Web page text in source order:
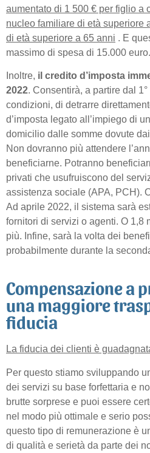
Compensazione a
una maggiore
fiducia
La fiducia dei clienti è
Per questo stiamo sviluppando
dei servizi su base forfettaria e
brutte sorprese e puoi essere
nel modo più ottimale e serio
questo tipo di remunerazione è
di qualità e serietà da parte dei
aumentato di 1 500 € per figlio a
nucleo familiare di età superiore
di età superiore a 65 anni . E
massimo di spesa di 15.000 euro.
Inoltre, il credito d’imposta
2022. Consentirà, a partire dal
condizioni, di detrarre
d’imposta legato all’impiego di
domicilio dalle somme dovute
Non dovranno più attendere
beneficiarne. Potranno
privati che usufruiscono del
assistenza sociale (APA, PCH).
Ad aprile 2022, il sistema sarà
fornitori di servizi o agenti. O 1,8
più. Infine, sarà la volta dei
probabilmente durante la